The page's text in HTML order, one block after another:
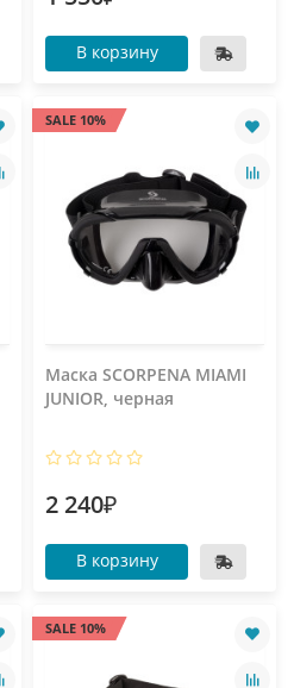
В корзину
SALE 10%
Маска SCORPENA MIAMI
JUNIOR, черная
2 240₽
В корзину
SALE 10%